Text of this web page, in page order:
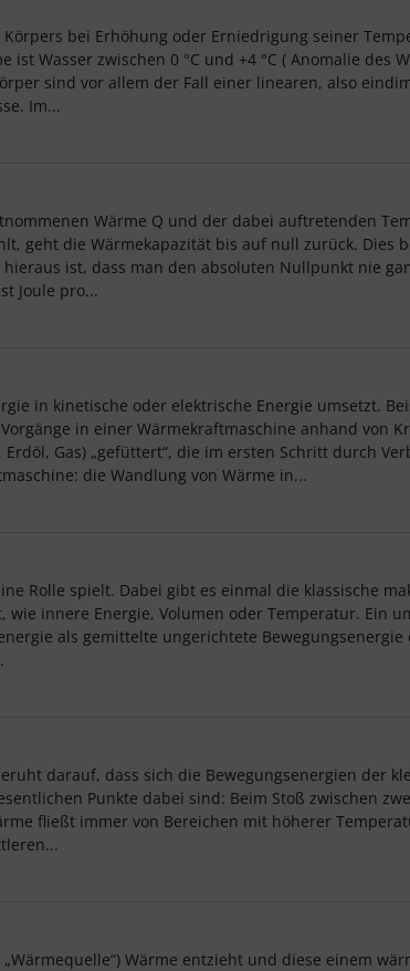
bei Erhöhung oder Erniedrigung seiner
Wasser zwischen 0 °C und +4 °C ( Anomalie des
sind vor allem der Fall einer linearen, also
Im...
Wärme Q und der dabei auftretenden
geht die Wärmekapazität bis auf null zurück. Dies
ist, dass man den absoluten Nullpunkt nie
Joule pro...
in kinetische oder elektrische Energie umsetzt.
in einer Wärmekraftmaschine anhand von
Gas) „gefüttert“, die im ersten Schritt durch
die Wandlung von Wärme in...
Rolle spielt. Dabei gibt es einmal die klassische
innere Energie, Volumen oder Temperatur. Ein
als gemittelte ungerichtete
darauf, dass sich die Bewegungsenergien der
Punkte dabei sind: Beim Stoß zwischen
fließt immer von Bereichen mit höherer
Wärme entzieht und diese einem